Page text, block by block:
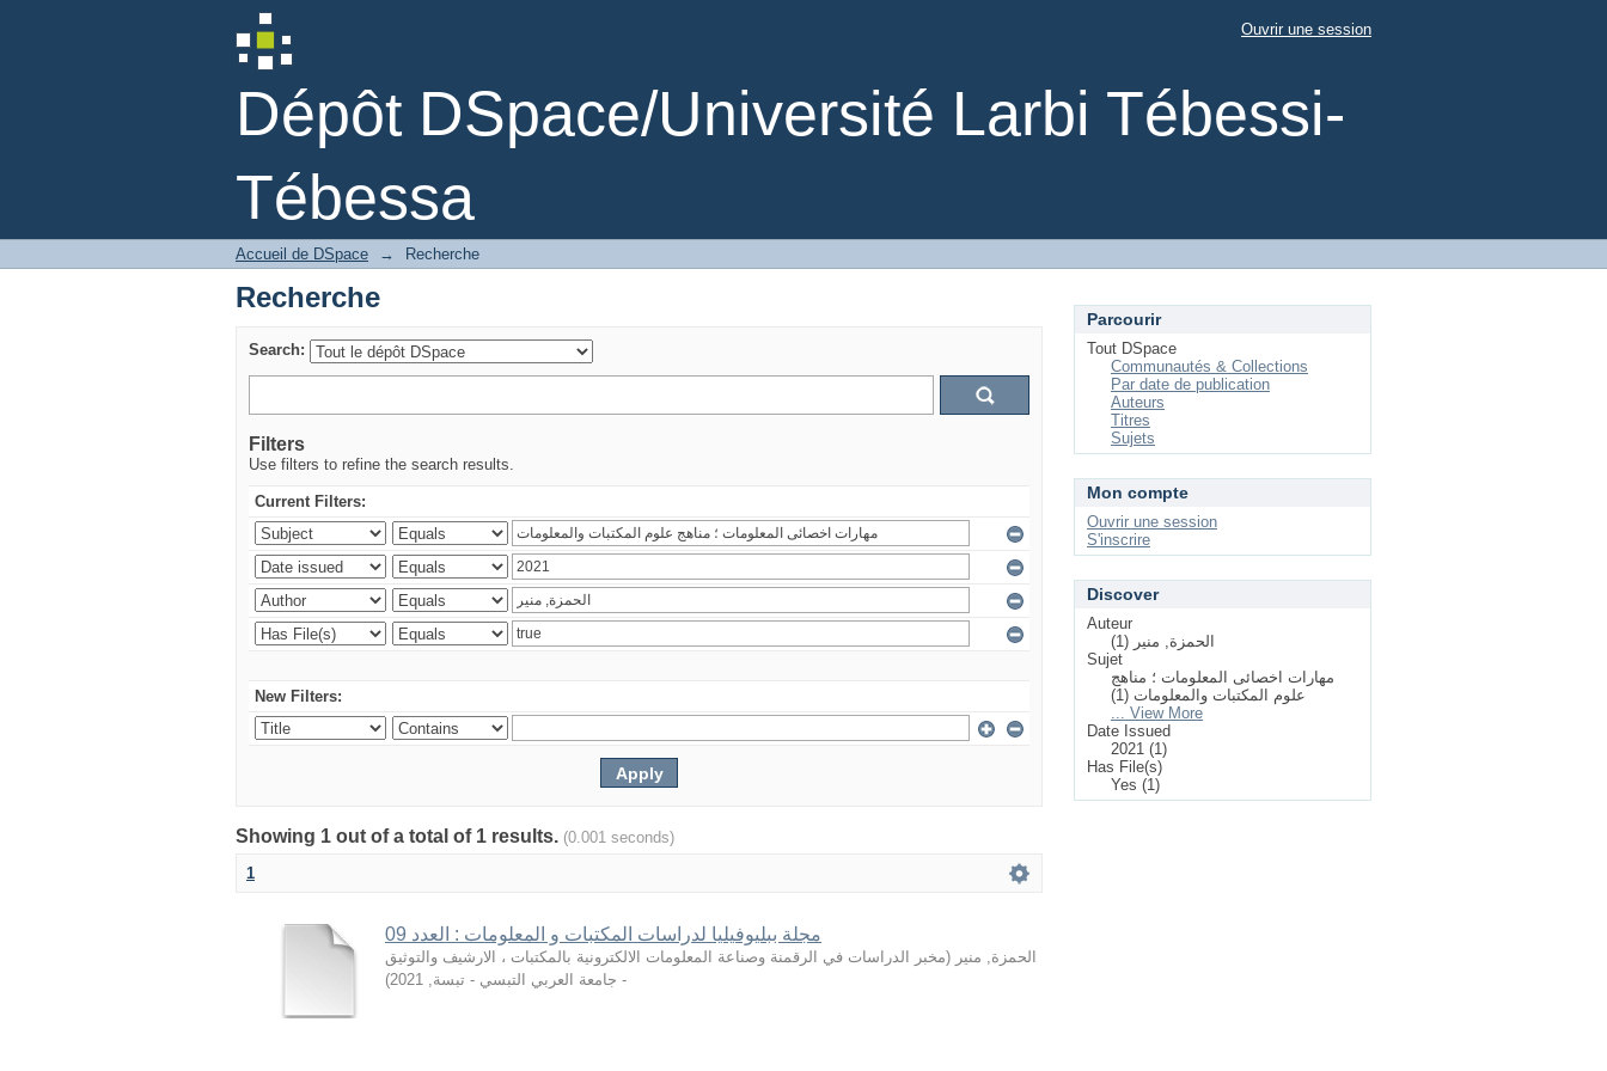
Dépôt DSpace/Université Larbi Tébessi-
Tébessa
Recherche Ouvrir une session
Accueil de DSpace → Recherche
Recherche
Search:
Filters
Use filters to refine the search results.
Current Filters:
New Filters:
Showing 1 out of a total of 1 results. (0.001 seconds)
1
مجلة ببليوفيليا لدراسات المكتبات و المعلومات : العدد 09
الحمزة, منير (مخبر الدراسات في الرقمنة وصناعة المعلومات الالكترونية بالمكتبات ، الارشيف والتوثيق
- جامعة العربي التبسي - تبسة,
2021
)
Parcourir
Tout DSpace
Communautés & Collections
Par date de publication
Auteurs
Titres
Sujets
Mon compte
Ouvrir une session
S'inscrire
Discover
Auteur
الحمزة, منير (1)
Sujet
مهارات اخصائى المعلومات ؛ مناهج
علوم المكتبات والمعلومات (1)
... View More
Date Issued
2021 (1)
Has File(s)
Yes (1)